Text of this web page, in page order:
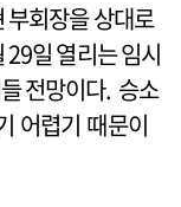
부회장을 상대로
일 열리는 임시
전망이다. 승소
어렵기 때문이